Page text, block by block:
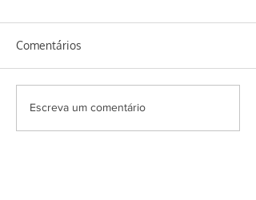
Erva baleeira e seus
benefícios
Comentários
Escreva um comentário